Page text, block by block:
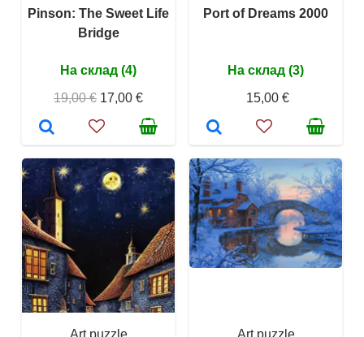
Pinson: The Sweet Life
Bridge
На склад (4)
19,00 € 17,00 €
Port of Dreams 2000
На склад (3)
15,00 €